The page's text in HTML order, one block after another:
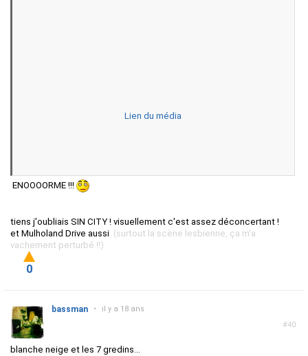
Lien du média
ENOOOORME !!!
tiens j'oubliais SIN CITY ! visuellement c'est assez déconcertant !
et Mulholand Drive aussi (surtout la scène lesbienne, ça m'a
vachement perturbé !!)
0
#40
bassman • il y a 18 ans
blanche neige et les 7 gredins...